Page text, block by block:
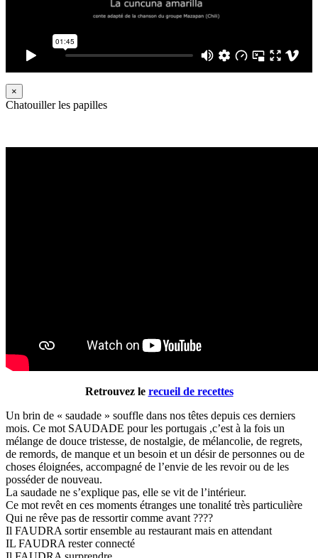
×
Chatouiller les papilles
Retrouvez le recueil de recettes
Un brin de « saudade » souffle dans nos têtes depuis ces derniers
mois. Ce mot SAUDADE pour les portugais ,c’est à la fois un
mélange de douce tristesse, de nostalgie, de mélancolie, de regrets,
de remords, de manque et un besoin et un désir de personnes ou de
choses éloignées, accompagné de l’envie de les revoir ou de les
posséder de nouveau.
La saudade ne s’explique pas, elle se vit de l’intérieur.
Ce mot revêt en ces moments étranges une tonalité très particulière
Qui ne rêve pas de ressortir comme avant ????
Il FAUDRA sortir ensemble au restaurant mais en attendant
IL FAUDRA rester connecté